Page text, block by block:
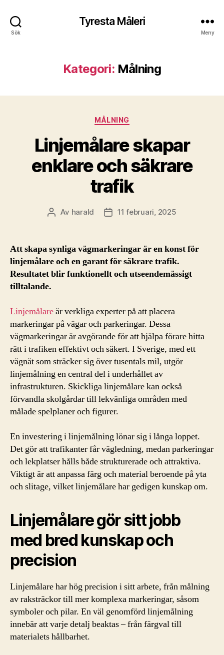
Sök
Tyresta Måleri
Meny
Kategori: Målning
Kategorier
MÅLNING
Linjemålare skapar
enklare och säkrare
trafik
Inläggsförfattare
Av harald Inläggsdatum
11 februari, 2025
Att skapa synliga vägmarkeringar är en konst för
linjemålare och en garant för säkrare trafik.
Resultatet blir funktionellt och utseendemässigt
tilltalande.
Linjemålareär verkliga experter på att placera
markeringar på vägar och parkeringar. Dessa
vägmarkeringar är avgörande för att hjälpa förare hitta
rätt i trafiken effektivt och säkert. I Sverige, med ett
vägnät som sträcker sig över tusentals mil, utgör
linjemålning en central del i underhållet av
infrastrukturen. Skickliga linjemålare kan också
förvandla skolgårdar till lekvänliga områden med
målade spelplaner och figurer.
En investering i linjemålning lönar sig i långa loppet.
Det gör att trafikanter får vägledning, medan parkeringar
och lekplatser hålls både strukturerade och attraktiva.
Viktigt är att anpassa färg och material beroende på yta
och slitage, vilket linjemålare har gedigen kunskap om.
Linjemålare gör sitt jobb
med bred kunskap och
precision
Linjemålare har hög precision i sitt arbete, från målning
av raksträckor till mer komplexa markeringar, såsom
symboler och pilar. En väl genomförd linjemålning
innebär att varje detalj beaktas – från färgval till
materialets hållbarhet.